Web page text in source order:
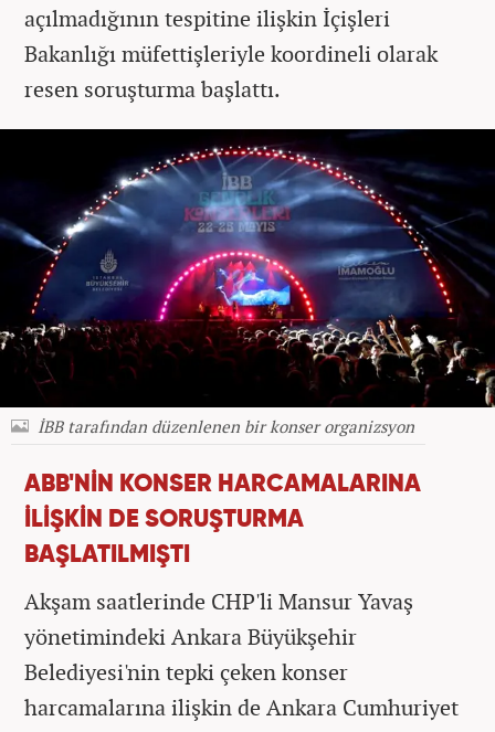
açılmadığının tespitine ilişkin İçişleri
Bakanlığı müfettişleriyle koordineli olarak
resen soruşturma başlattı.
İBB tarafından düzenlenen bir konser organizsyon
ABB'NİN KONSER HARCAMALARINA
İLİŞKİN DE SORUŞTURMA
BAŞLATILMIŞTI
Akşam saatlerinde CHP'li Mansur Yavaş
yönetimindeki Ankara Büyükşehir
Belediyesi'nin tepki çeken konser
harcamalarına ilişkin de Ankara Cumhuriyet